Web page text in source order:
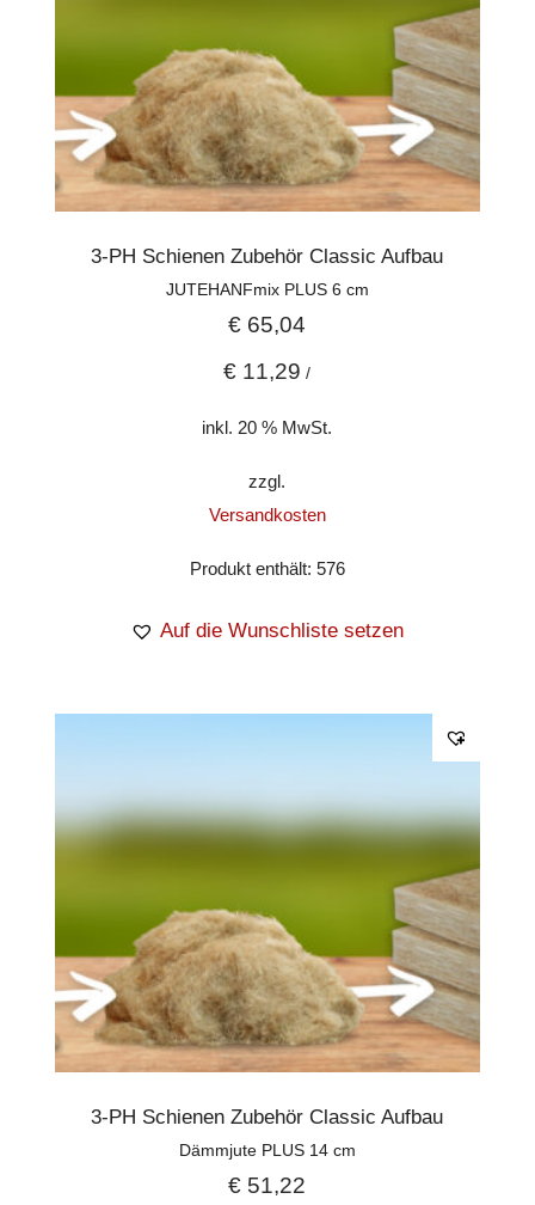
3-PH Schienen Zubehör Classic Aufbau
JUTEHANFmix PLUS 6 cm
€ 65,04
€ 11,29 /
inkl. 20 % MwSt.
zzgl.
Versandkosten
Produkt enthält: 576
Auf die Wunschliste setzen
3-PH Schienen Zubehör Classic Aufbau
Dämmjute PLUS 14 cm
€ 51,22